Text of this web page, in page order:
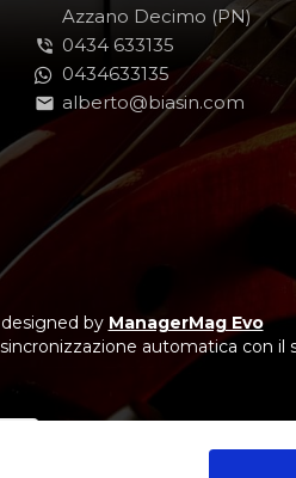
-
Azzano Decimo (PN)
0434 633135
0434633135
alberto@biasin.com
by ManagerMag Evo
automatica con il